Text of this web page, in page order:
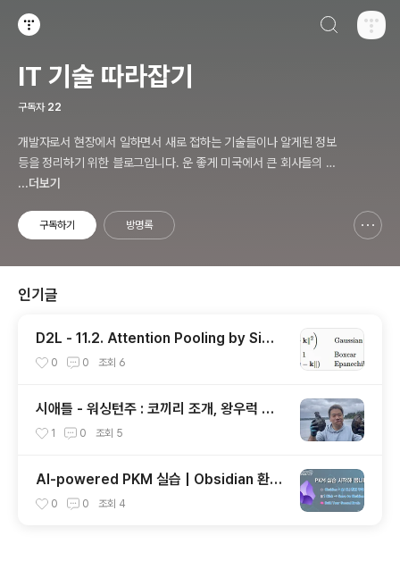
IT 기술 따라잡기
구독자 22
개발자로서 현장에서 일하면서 새로 접하는 기술들이나 알게된 정보
등을 정리하기 위한 블로그입니다. 운 좋게 미국에서 큰 회사들의 프
로젝트에서 컬설턴트로 일하고 있어서 새로운 기술들을 접할 기회가
분들과 정보를 공유하고 싶습니다.
...더보기
구독하기 방명록
인기글
D2L - 11.2. Attention Pooling by Simil
arity
0 0 조회 6
시애틀 - 워싱턴주 : 코끼리 조개, 왕우럭 조
개, 굴, 홍합이 널려 있는 집 근처 해변.
1 0 조회 5
AI-powered PKM 실습 | Obsidian 환경
구축과 한번의 클릭으로 웹 정보를 로컬에 저
0 0 조회 4